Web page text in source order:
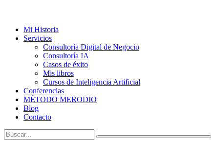
Mi Historia
Servicios
Consultoría Digital de Negocio
Consultoría IA
Casos de éxito
Mis libros
Cursos de Inteligencia Artificial
Conferencias
MÉTODO MERODIO
Blog
Contacto